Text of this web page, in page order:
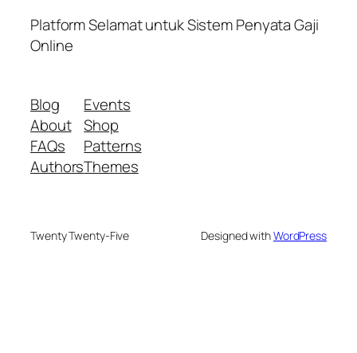
Platform Selamat untuk Sistem Penyata Gaji
Online
Blog
About
FAQs
Authors
Events
Shop
Patterns
Themes
Twenty Twenty-Five Designed withWordPress